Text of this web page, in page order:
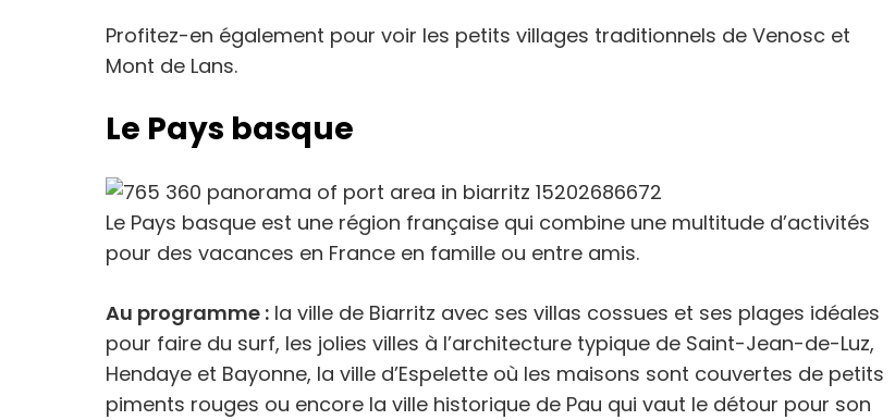
Profitez-en également pour voir les petits villages traditionnels de Venosc et
Mont de Lans.
Le Pays basque
Le Pays basque est une région française qui combine une multitude d’activités
pour des vacances en France en famille ou entre amis.
Au programme : la ville de Biarritz avec ses villas cossues et ses plages idéales
pour faire du surf, les jolies villes à l’architecture typique de Saint-Jean-de-Luz,
Hendaye et Bayonne, la ville d’Espelette où les maisons sont couvertes de petits
piments rouges ou encore la ville historique de Pau qui vaut le détour pour son